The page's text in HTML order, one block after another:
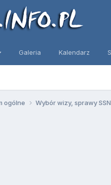
Galeria Kalendarz
ogólne Wybór wizy, sprawy